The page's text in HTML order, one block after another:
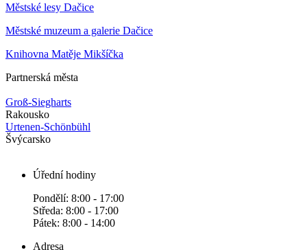
Městské lesy Dačice
Městské muzeum a galerie Dačice
Knihovna Matěje Mikšíčka
Partnerská města
Groß-Siegharts
Rakousko
Urtenen-Schönbühl
Švýcarsko
Úřední hodiny
Pondělí: 8:00 - 17:00
Středa: 8:00 - 17:00
Pátek: 8:00 - 14:00
Adresa